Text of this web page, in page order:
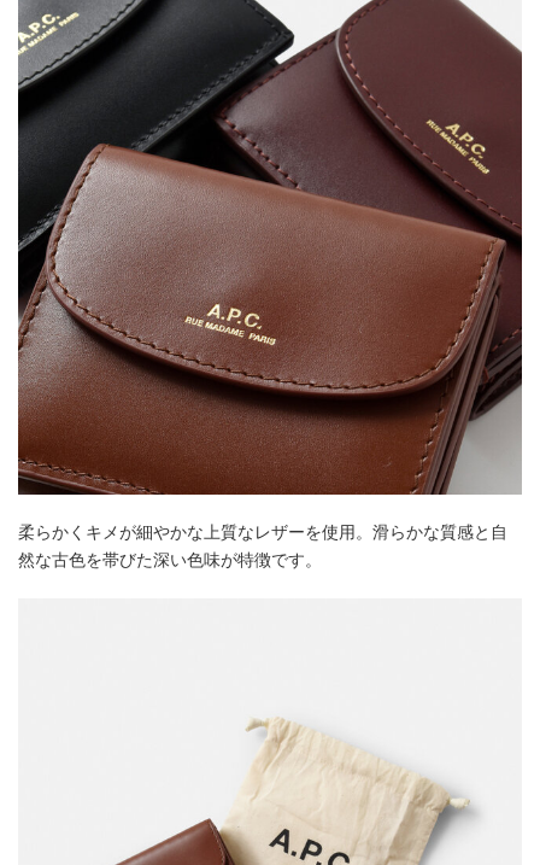
柔らかくキメが細やかな上質なレザーを使用。滑らかな質感と自
然な古色を帯びた深い色味が特徴です。